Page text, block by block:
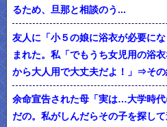
るため、旦那と相談のう...
友人に「小５の娘に浴衣が必要に
まれた。私「でもうち女児用の浴
から大人用で大丈夫だよ！」⇒その
余命宣告された母「実は…大学時
だの。私がしんだらその子を探し